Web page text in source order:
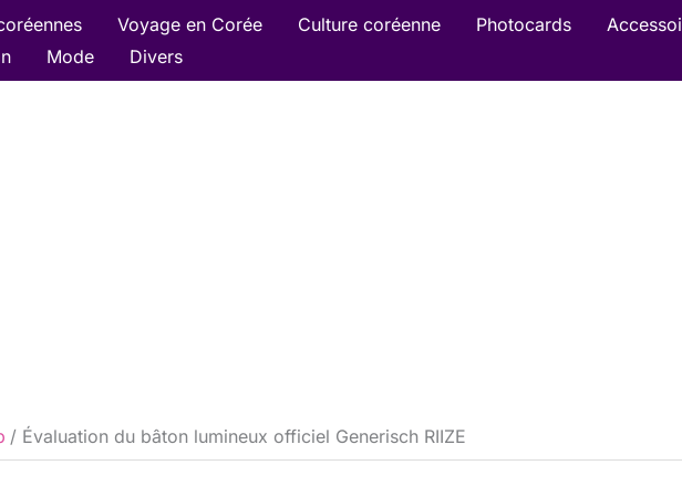
Voyage en Corée Culture coréenne Photocards
Mode Divers
Évaluation du bâton lumineux officiel Generisch RIIZE